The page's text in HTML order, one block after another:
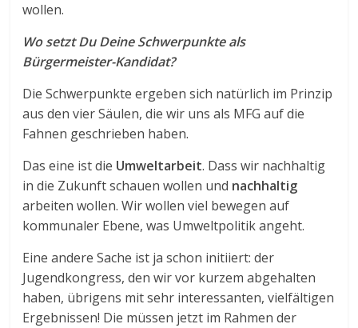
wollen.
Wo setzt Du Deine Schwerpunkte als
Bürgermeister-Kandidat?
Die Schwerpunkte ergeben sich natürlich im Prinzip
aus den vier Säulen, die wir uns als MFG auf die
Fahnen geschrieben haben.
Das eine ist die Umweltarbeit. Dass wir nachhaltig
in die Zukunft schauen wollen und nachhaltig
arbeiten wollen. Wir wollen viel bewegen auf
kommunaler Ebene, was Umweltpolitik angeht.
Eine andere Sache ist ja schon initiiert: der
Jugendkongress, den wir vor kurzem abgehalten
haben, übrigens mit sehr interessanten, vielfältigen
Ergebnissen! Die müssen jetzt im Rahmen der